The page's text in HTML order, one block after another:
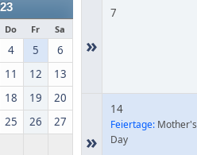
Do Fr Sa
4 5
6
11 12
13
18 19
20
25 26
27
»
7
»
14
Feiertage: Mother's
Day